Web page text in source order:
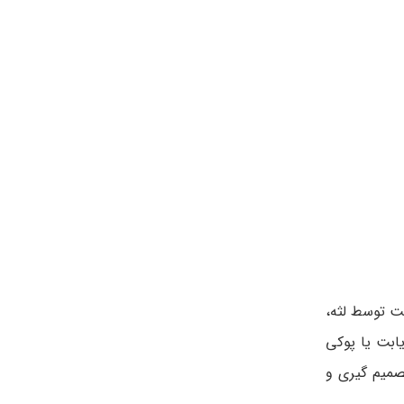
توسط لثه،
یا پوکی
گیری و